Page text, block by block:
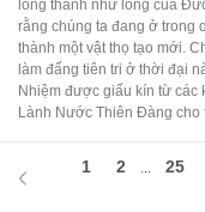
lòng thành như lòng của
rằng chúng ta đang ở trong
thành một vật thọ tạo mới.
làm đấng tiên tri ở thời đại
Nhiệm được giấu kín từ các
Lành Nước Thiên Đàng cho
1 2 25